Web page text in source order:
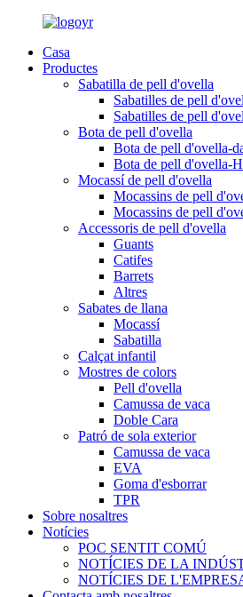
Casa
Productes
Sabatilla de pell d'ovella
Sabatilles de pell
Sabatilles de pell
Bota de pell d'ovella
Bota de pell d'ovella-
Bota de pell d'ovella-
Mocassí de pell d'ovella
Mocassins de pell
Mocassins de pell
Accessoris de pell d'ovella
Guants
Catifes
Barrets
Altres
Sabates de llana
Mocassí
Sabatilla
Calçat infantil
Mostres de colors
Pell d'ovella
Camussa de vaca
Doble Cara
Patró de sola exterior
Camussa de vaca
EVA
Goma d'esborrar
TPR
Sobre nosaltres
Notícies
POC SENTIT COMÚ
NOTÍCIES DE LA
NOTÍCIES DE